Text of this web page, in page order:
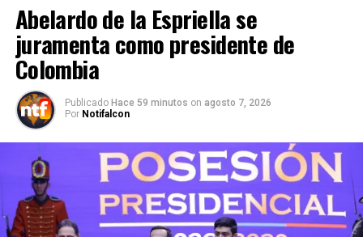
Abelardo de la Espriella se
juramenta como presidente de
Colombia
Publicado Hace 59 minutos on agosto 7, 2026
Por Notifalcon